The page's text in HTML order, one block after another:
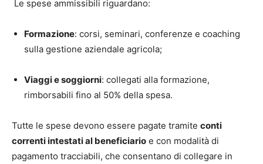
Le spese ammissibili riguardano:
Formazione: corsi, seminari, conferenze e coaching
sulla gestione aziendale agricola;
Viaggi e soggiorni: collegati alla formazione,
rimborsabili fino al 50% della spesa.
Tutte le spese devono essere pagate tramite conti
correnti intestati al beneficiario e con modalità di
pagamento tracciabili, che consentano di collegare in